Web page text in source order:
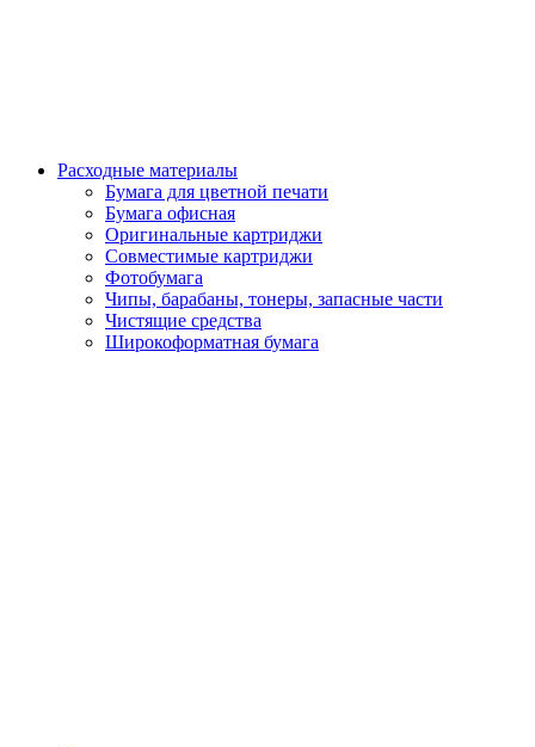
Расходные материалы
Бумага для цветной печати
Бумага офисная
Оригинальные картриджи
Совместимые картриджи
Фотобумага
Чипы, барабаны, тонеры, запасные части
Чистящие средства
Широкоформатная бумага